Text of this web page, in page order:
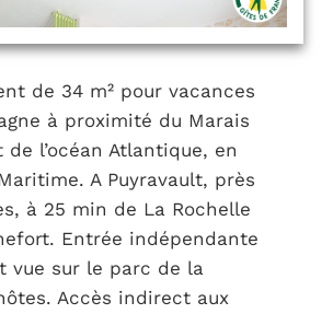
de 34 m² pour vacances
à proximité du Marais
de l’océan Atlantique, en
A Puyravault, près
à 25 min de La Rochelle
Entrée indépendante
vue sur le parc de la
Accès indirect aux